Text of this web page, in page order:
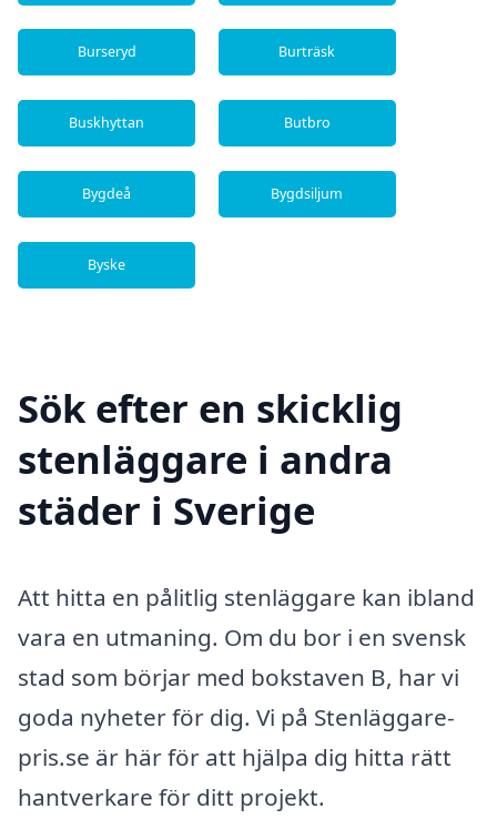
Burseryd Burträsk
Buskhyttan Butbro
Bygdeå Bygdsiljum
Byske
Sök efter en skicklig
stenläggare i andra
städer i Sverige
Att hitta en pålitlig stenläggare kan ibland
vara en utmaning. Om du bor i en svensk
stad som börjar med bokstaven B, har vi
goda nyheter för dig. Vi på Stenläggare-
pris.se är här för att hjälpa dig hitta rätt
hantverkare för ditt projekt.